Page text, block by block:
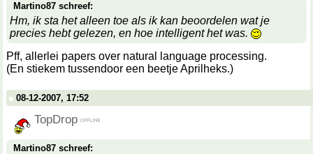
Martino87 schreef:
Hm, ik sta het alleen toe als ik kan beoordelen wat je
precies hebt gelezen, en hoe intelligent het was.
Pff, allerlei papers over natural language processing.
(En stiekem tussendoor een beetje Aprilheks.)
08-12-2007, 17:52
TopDrop
Martino87 schreef: